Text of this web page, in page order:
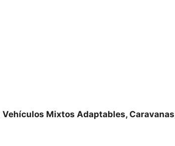
Vehículos Mixtos Adaptables,